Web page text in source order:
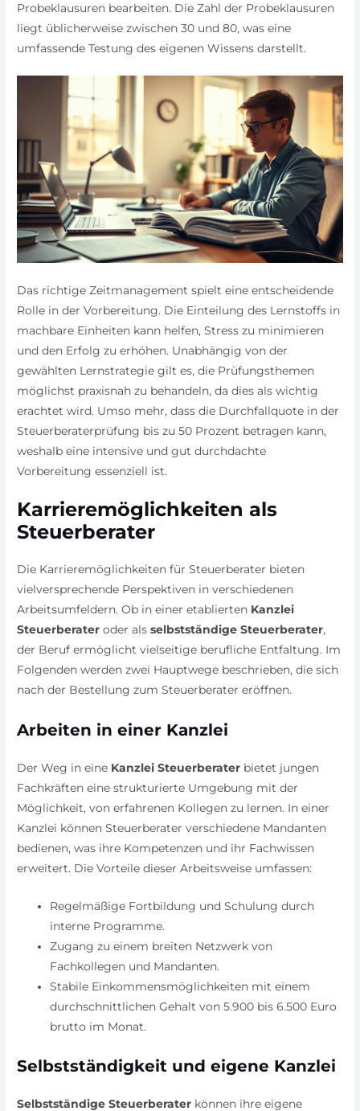
Probeklausuren bearbeiten. Die Zahl der Probeklausuren
liegt üblicherweise zwischen 30 und 80, was eine
umfassende Testung des eigenen Wissens darstellt.
Das richtige Zeitmanagement spielt eine entscheidende
Rolle in der Vorbereitung. Die Einteilung des Lernstoffs in
machbare Einheiten kann helfen, Stress zu minimieren
und den Erfolg zu erhöhen. Unabhängig von der
gewählten Lernstrategie gilt es, die Prüfungsthemen
möglichst praxisnah zu behandeln, da dies als wichtig
erachtet wird. Umso mehr, dass die Durchfallquote in der
Steuerberaterprüfung bis zu 50 Prozent betragen kann,
weshalb eine intensive und gut durchdachte
Vorbereitung essenziell ist.
Karrieremöglichkeiten als
Steuerberater
Die Karrieremöglichkeiten für Steuerberater bieten
vielversprechende Perspektiven in verschiedenen
Arbeitsumfeldern. Ob in einer etablierten Kanzlei
Steuerberater oder alsselbstständige Steuerberater,
der Beruf ermöglicht vielseitige berufliche Entfaltung. Im
Folgenden werden zwei Hauptwege beschrieben, die sich
nach der Bestellung zum Steuerberater eröffnen.
Arbeiten in einer Kanzlei
Der Weg in eine Kanzlei Steuerberater bietet jungen
Fachkräften eine strukturierte Umgebung mit der
Möglichkeit, von erfahrenen Kollegen zu lernen. In einer
Kanzlei können Steuerberater verschiedene Mandanten
bedienen, was ihre Kompetenzen und ihr Fachwissen
erweitert. Die Vorteile dieser Arbeitsweise umfassen:
Regelmäßige Fortbildung und Schulung durch
interne Programme.
Zugang zu einem breiten Netzwerk von
Fachkollegen und Mandanten.
Stabile Einkommensmöglichkeiten mit einem
durchschnittlichen Gehalt von 5.900 bis 6.500 Euro
brutto im Monat.
Selbstständigkeit und eigene Kanzlei
Selbstständige Steuerberater können ihre eigene